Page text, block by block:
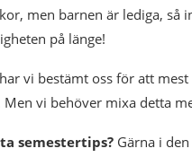
men barnen är lediga,
på länge!
vi bestämt oss för att
Men vi behöver mixa detta
semestertips? Gärna i